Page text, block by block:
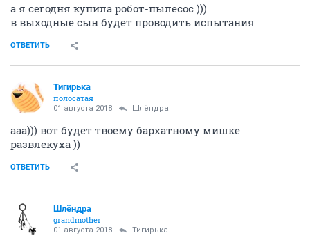
а я сегодня купила робот-пылесос )))
в выходные сын будет проводить испытания
ОТВЕТИТЬ
Тигирька
полосатая
01 августа 2018 Шлёндра
ааа))) вот будет твоему бархатному мишке
развлекуха ))
ОТВЕТИТЬ
Шлёндра
grandmother
01 августа 2018 Тигирька